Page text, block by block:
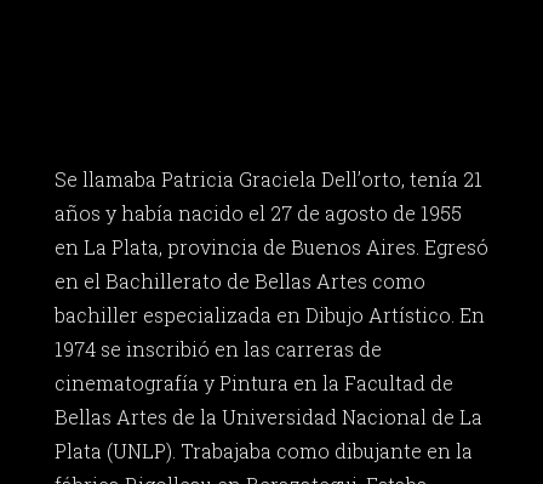
Se llamaba Patricia Graciela Dell’orto, tenía 21
años y había nacido el 27 de agosto de 1955
en La Plata, provincia de Buenos Aires. Egresó
en el Bachillerato de Bellas Artes como
bachiller especializada en Dibujo Artístico. En
1974 se inscribió en las carreras de
cinematografía y Pintura en la Facultad de
Bellas Artes de la Universidad Nacional de La
Plata (UNLP). Trabajaba como dibujante en la